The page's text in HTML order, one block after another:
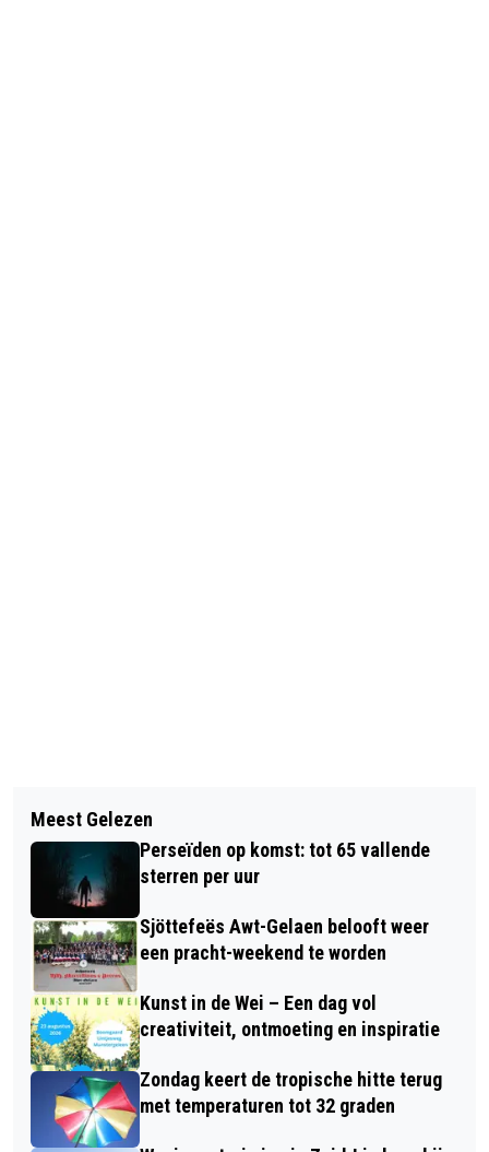
VIDEO: DE KOLLENBERG
RWM STROOIT ZOUT TIJDENS WARM
WEER
Meest Gelezen
Perseïden op komst: tot 65 vallende
sterren per uur
Sjöttefeës Awt-Gelaen belooft weer
een pracht-weekend te worden
Kunst in de Wei – Een dag vol
creativiteit, ontmoeting en inspiratie
Zondag keert de tropische hitte terug
met temperaturen tot 32 graden